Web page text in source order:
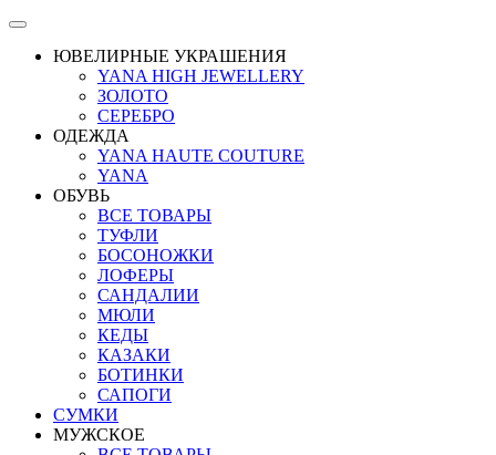
ЮВЕЛИРНЫЕ УКРАШЕНИЯ
YANA HIGH JEWELLERY
ЗОЛОТО
СЕРЕБРО
ОДЕЖДА
YANA HAUTE COUTURE
YANA
ОБУВЬ
ВСЕ ТОВАРЫ
ТУФЛИ
БОСОНОЖКИ
ЛОФЕРЫ
САНДАЛИИ
МЮЛИ
КЕДЫ
КАЗАКИ
БОТИНКИ
САПОГИ
СУМКИ
МУЖСКОЕ